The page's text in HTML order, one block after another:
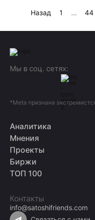
Пагинация
Назад 1 … 44
Мы в соц. сетях:
*Meta признана
Аналитика
Мнения
Проекты
Биржи
ТОП 100
Контакты
info@satoshifriends.com